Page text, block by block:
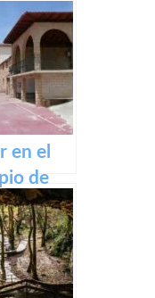
en el
de
en